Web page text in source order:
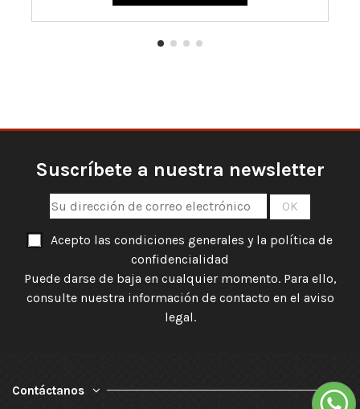
Suscríbete a nuestra newsletter
Acepto las condiciones generales y la política de
confidencialidad
Puede darse de baja en cualquier momento. Para ello,
consulte nuestra información de contacto en el aviso
legal.
Contáctanos